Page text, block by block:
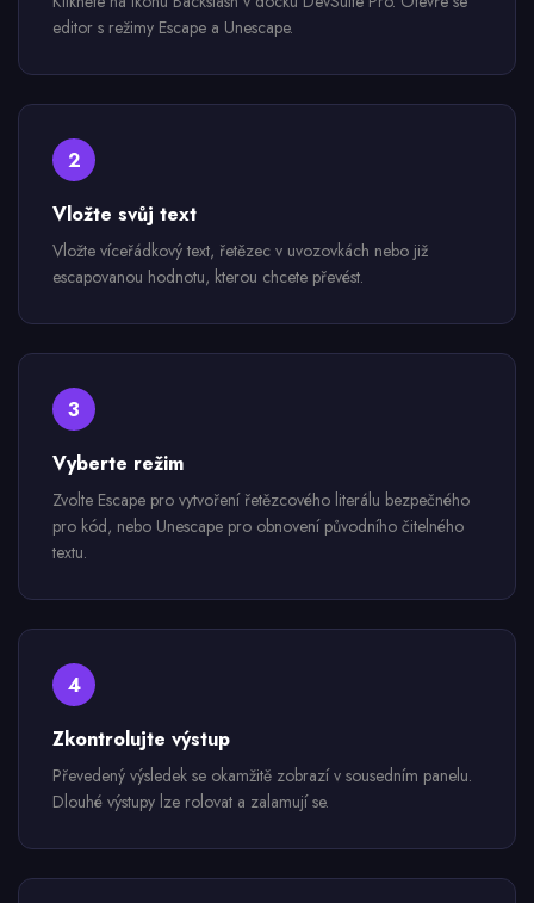
editor s režimy Escape a Unescape.
2
Vložte svůj text
Vložte víceřádkový text, řetězec v uvozovkách nebo již
escapovanou hodnotu, kterou chcete převést.
3
Vyberte režim
Zvolte Escape pro vytvoření řetězcového literálu bezpečného
pro kód, nebo Unescape pro obnovení původního čitelného
textu.
4
Zkontrolujte výstup
Převedený výsledek se okamžitě zobrazí v sousedním panelu.
Dlouhé výstupy lze rolovat a zalamují se.